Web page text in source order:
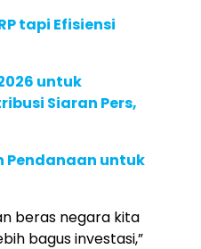
tapi Efisiensi
untuk
Siaran Pers,
Pendanaan untuk
beras negara kita
bagus investasi,”